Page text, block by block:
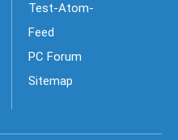
Test-Atom-
Feed
PC Forum
Sitemap